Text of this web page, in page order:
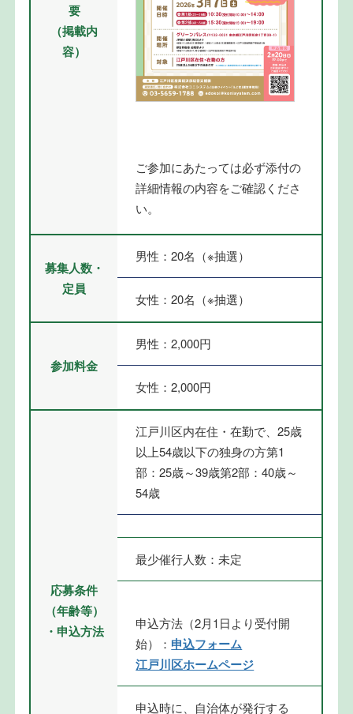
要
（掲載内
容）
ご参加にあたっては必ず添付の
詳細情報の内容をご確認くださ
い。
募集人数・
定員
男性：20名（※抽選）
女性：20名（※抽選）
参加料金
男性：2,000円
女性：2,000円
応募条件
（年齢等）
・申込方法
江戸川区内在住・在勤で、25歳
以上54歳以下の独身の方第1
部：25歳～39歳第2部：40歳～
54歳
最少催行人数：未定
申込方法（2月1日より受付開
始）： 申込フォーム
江戸川区ホームページ
申込時に、自治体が発行する